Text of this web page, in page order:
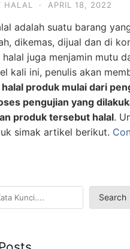
HALAL
· APRIL 18, 2022
adalah suatu barang
dikemas, dijual dan di
juga menjamin mutu
kali ini, penulis akan
produk mulai dari
pengujian yang
produk tersebut halal.
simak artikel berikut.
Search